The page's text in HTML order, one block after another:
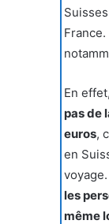
En effet,
pas de
euros,
en
voyage.
les
même